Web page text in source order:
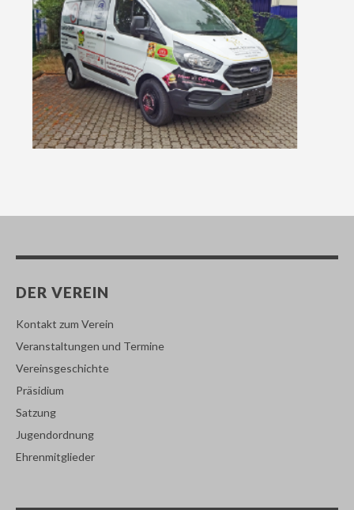
DER VEREIN
Kontakt zum Verein
Veranstaltungen und Termine
Vereinsgeschichte
Präsidium
Satzung
Jugendordnung
Ehrenmitglieder